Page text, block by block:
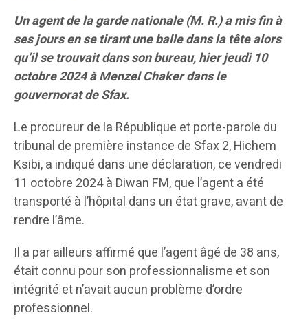
Un agent de la garde nationale (M. R.) a mis fin à
ses jours en se tirant une balle dans la tête alors
qu’il se trouvait dans son bureau, hier jeudi 10
octobre 2024 à Menzel Chaker dans le
gouvernorat de Sfax.
Le procureur de la République et porte-parole du
tribunal de première instance de Sfax 2, Hichem
Ksibi, a indiqué dans une déclaration, ce vendredi
11 octobre 2024 à Diwan FM, que l’agent a été
transporté à l’hôpital dans un état grave, avant de
rendre l’âme.
Il a par ailleurs affirmé que l’agent âgé de 38 ans,
était connu pour son professionnalisme et son
intégrité et n’avait aucun problème d’ordre
professionnel.